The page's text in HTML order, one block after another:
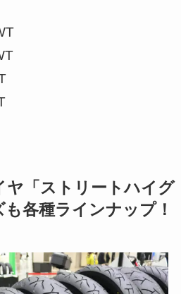
ヤ「ストリートハイグ
各種ラインナップ！